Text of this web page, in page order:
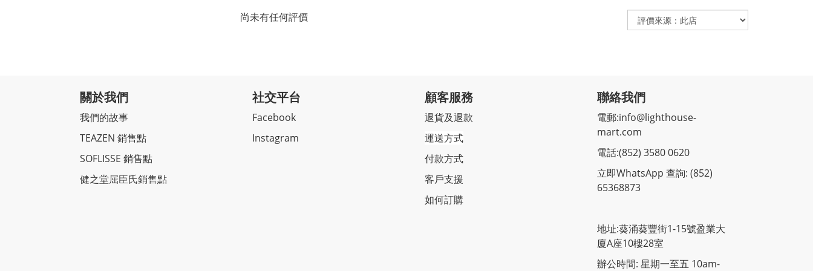
尚未有任何評價
關於我們
我們的故事
TEAZEN 銷售點
SOFLISSE 銷售點
健之堂屈臣氏銷售點
社交平台
Facebook
Instagram
顧客服務
退貨及退款
運送方式
付款方式
客戶支援
如何訂購
聯絡我們
電郵:info@lighthouse-
mart.com
電話:(852) 3580 0620
立即WhatsApp 查詢: (852)
65368873
地址:葵涌葵豐街1-15號盈業大
廈A座10樓28室
辦公時間: 星期一至五 10am-